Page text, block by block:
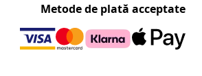
Metode de plată acceptate